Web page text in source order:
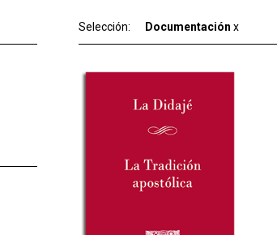
Selección: Documentación x